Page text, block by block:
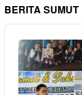
BERITA SUMUT